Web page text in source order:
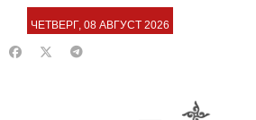
ЧЕТВЕРГ, 08 АВГУСТ 2026